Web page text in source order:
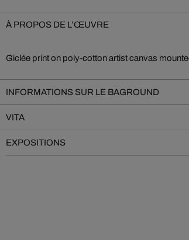
À PROPOS DE L’ŒUVRE
Giclée print on poly-cotton artist canvas
INFORMATIONS SUR LE BAGROUND
VITA
EXPOSITIONS